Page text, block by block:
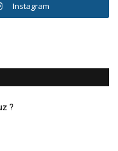
Instagram
?